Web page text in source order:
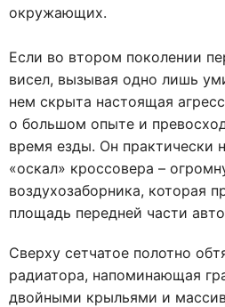
окружающих.
Если во втором поколении
висел, вызывая одно лишь
нем скрыта настоящая
о большом опыте и
время езды. Он практически
«оскал» кроссовера –
воздухозаборника, которая
площадь передней части
Сверху сетчатое полотно
радиатора, напоминающая
двойными крыльями и